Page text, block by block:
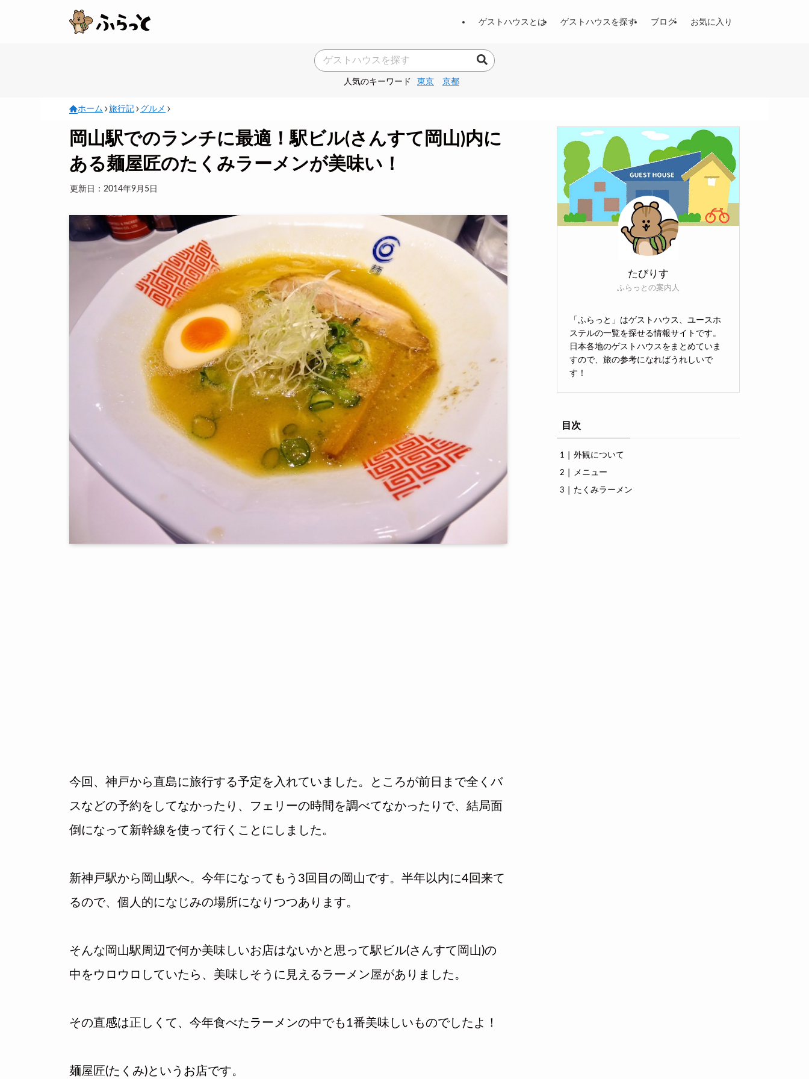
ゲストハウスとは ゲストハウスを探す ブログ お気に入り
人気のキーワード 東京 京都
ホーム 旅行記 グルメ
岡山駅でのランチに最適！駅ビル(さんすて岡山)内に
ある麺屋匠のたくみラーメンが美味い！
更新日：2014年9月5日
今回、神戸から直島に旅行する予定を入れていました。ところが前日まで全くバ
スなどの予約をしてなかったり、フェリーの時間を調べてなかったりで、結局面
倒になって新幹線を使って行くことにしました。
新神戸駅から岡山駅へ。今年になってもう3回目の岡山です。半年以内に4回来て
るので、個人的になじみの場所になりつつあります。
そんな岡山駅周辺で何か美味しいお店はないかと思って駅ビル(さんすて岡山)の
中をウロウロしていたら、美味しそうに見えるラーメン屋がありました。
その直感は正しくて、今年食べたラーメンの中でも1番美味しいものでしたよ！
麺屋匠(たくみ)というお店です。
たびりす
ふらっとの案内人
「ふらっと」はゲストハウス、ユースホ
ステルの一覧を探せる情報サイトです。
日本各地のゲストハウスをまとめていま
すので、旅の参考になればうれしいで
す！
目次
外観について
メニュー
たくみラーメン